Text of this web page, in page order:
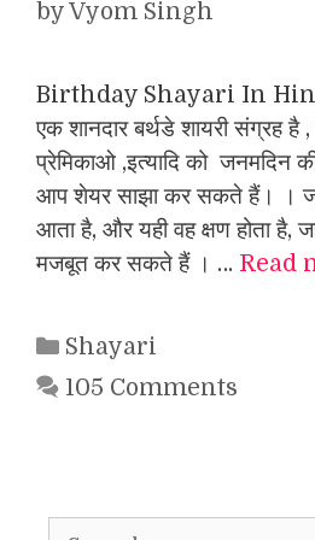
byVyom Singh
Birthday Shayari In Hindi:
एक शानदार बर्थडे शायरी संग्रह है ,
प्रेमिकाओ ,इत्यादि को जनमदिन
आप शेयर साझा कर सकते हैं। ।
आता है, और यही वह क्षण होता है,
मजबूत कर सकते हैं । … Read
Categories
Shayari
105 Comments